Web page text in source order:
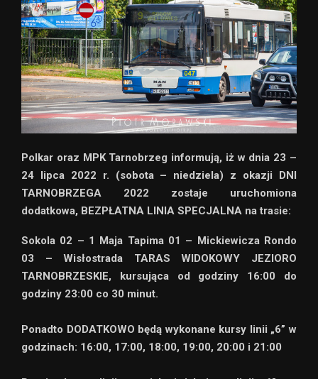
Polkar oraz MPK Tarnobrzeg informują, iż w dnia 23 –
24 lipca 2022 r. (sobota – niedziela) z okazji DNI
TARNOBRZEGA 2022 zostaje uruchomiona
dodatkowa, BEZPŁATNA LINIA SPECJALNA na trasie:
Sokola 02 – 1 Maja Tapima 01 – Mickiewicza Rondo
03 – Wisłostrada TARAS WIDOKOWY JEZIORO
TARNOBRZESKIE, kursująca od godziny 16:00 do
godziny 23:00 co 30 minut.
Ponadto DODATKOWO będą wykonane kursy linii „6” w
godzinach: 16:00, 17:00, 18:00, 19:00, 20:00 i 21:00